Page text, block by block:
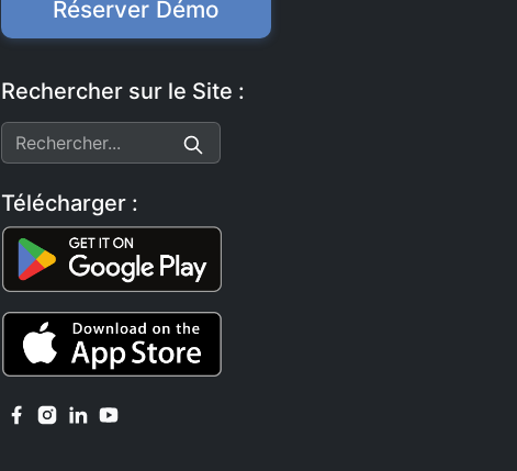
Réserver Démo
Rechercher sur le Site :
Télécharger :